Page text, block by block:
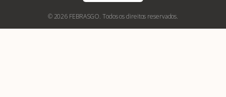
© 2026 FEBRASGO. Todos os direitos reservados.